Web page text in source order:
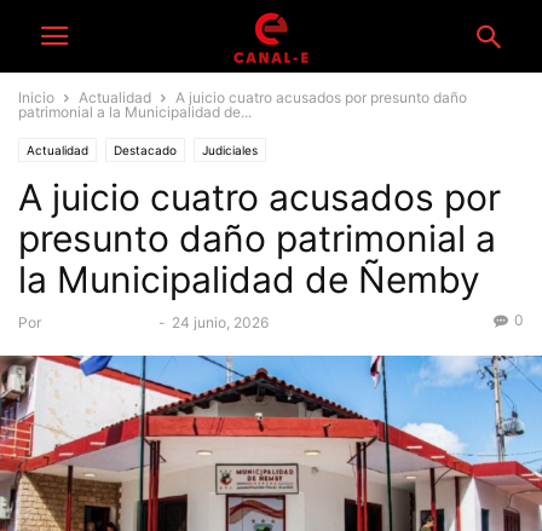
Inicio Actualidad
A juicio cuatro acusados por presunto daño
patrimonial a la Municipalidad de...
Actualidad Destacado Judiciales
A juicio cuatro acusados por
presunto daño patrimonial a
la Municipalidad de Ñemby
Por - 24 junio, 2026 0